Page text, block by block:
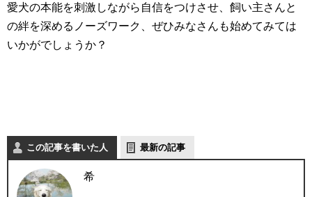
愛犬の本能を刺激しながら自信をつけさせ、飼い主さんと
の絆を深めるノーズワーク、ぜひみなさんも始めてみては
いかがでしょうか？
この記事を書いた人 最新の記事
希